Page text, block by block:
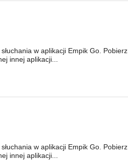
w aplikacji Empik Go. Pobierz
innej aplikacji...
w aplikacji Empik Go. Pobierz
innej aplikacji...